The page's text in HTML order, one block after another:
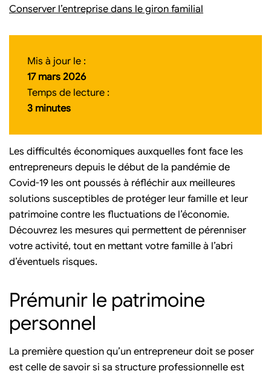
Mis à jour le :
17 mars 2026
Temps de lecture :
3 minutes
Les difficultés économiques auxquelles font face les
entrepreneurs depuis le début de la pandémie de
Covid-19 les ont poussés à réfléchir aux meilleures
solutions susceptibles de protéger leur famille et leur
patrimoine contre les fluctuations de l’économie.
Découvrez les mesures qui permettent de pérenniser
votre activité, tout en mettant votre famille à l’abri
d’éventuels risques.
Prémunir le patrimoine
personnel
La première question qu’un entrepreneur doit se poser
est celle de savoir si sa structure professionnelle est
Conserver l’entreprise dans le giron familial